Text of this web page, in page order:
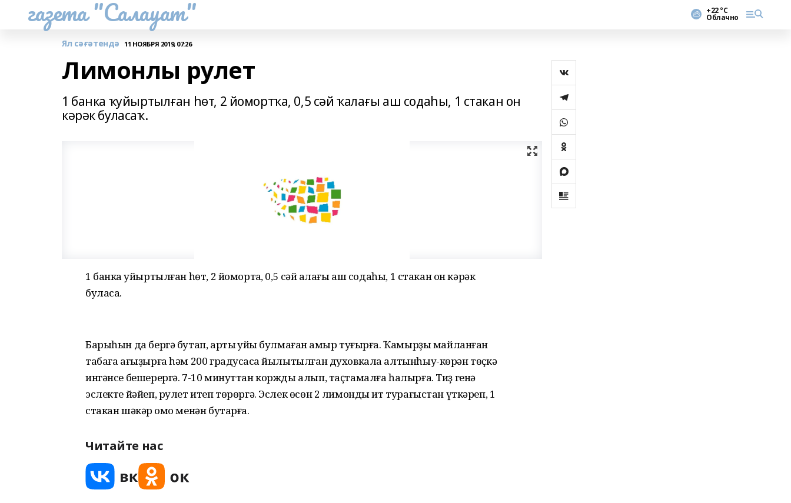
газета "Салауат" +22 °С
Облачно
Ял сәғәтендә 11 НОЯБРЯ 2019, 07:26
Лимонлы рулет
1 банка ҡуйыртылған һөт, 2 йомортҡа, 0,5 сәй ҡалағы аш содаһы, 1 стакан он
кәрәк буласаҡ.
1 банка ҡуйыртылған һөт, 2 йомортҡа, 0,5 сәй ҡалағы аш содаһы, 1 стакан он кәрәк
буласаҡ.
Барыһын да бергә бутап, артыҡ ҡуйы булмаған ҡамыр туғырға. Ҡамырҙы майланған
табаға ағыҙырға һәм 200 градусҡаса йылытылған духовкала алтынһыу-көрән төҫкә
ингәнсе бешерергә. 7-10 минуттан коржды алып, таҫтамалға һалырға. Тиҙ генә
эслекте йәйеп, рулет итеп төрөргә. Эслек өсөн 2 лимонды ит турағыстан үткәреп, 1
стакан шәкәр ҡомо менән бутарға.
Читайте нас